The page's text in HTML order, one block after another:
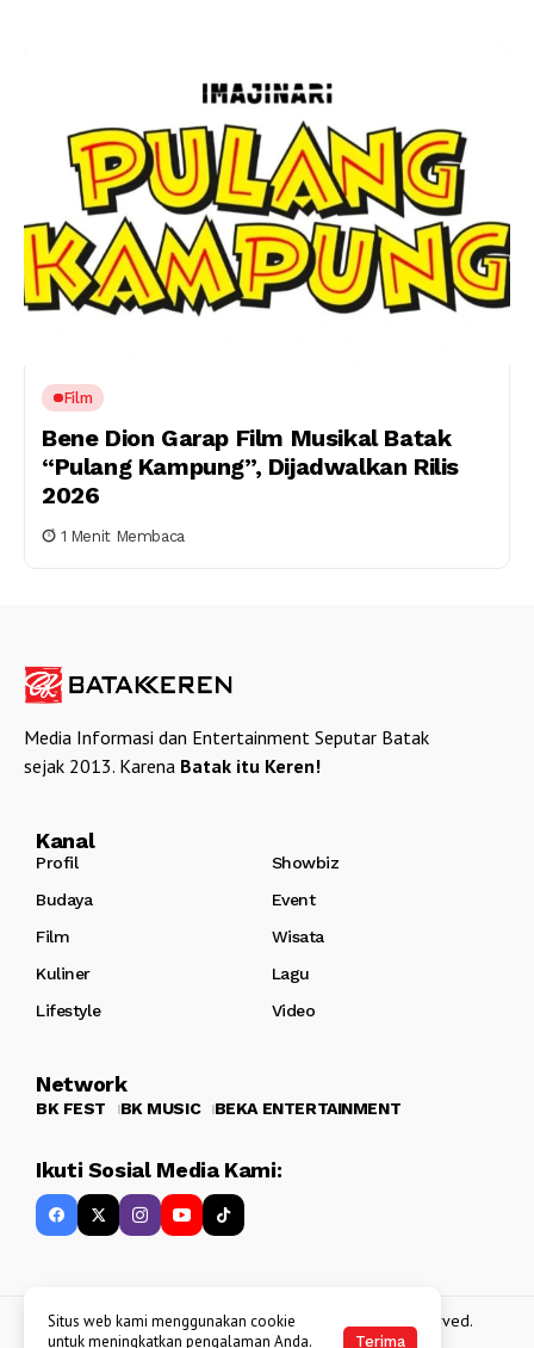
Film
Bene Dion Garap Film Musikal Batak
“Pulang Kampung”, Dijadwalkan Rilis
2026
1 Menit Membaca
Media Informasi dan Entertainment Seputar Batak
sejak 2013. Karena Batak itu Keren!
Kanal
Profil
Showbiz
Budaya
Event
Film
Wisata
Kuliner
Lagu
Lifestyle
Video
Network
BK FEST BK MUSIC BEKA ENTERTAINMENT
Ikuti Sosial Media Kami:
Copyright 2013 - 2025BATAKKEREN . All rights reserved.
Situs web kami menggunakan cookie
untuk meningkatkan pengalaman Anda.
Terima